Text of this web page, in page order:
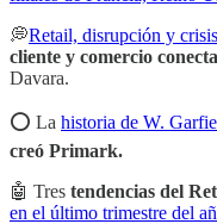
💭Retail, disrupción y
cliente y comercio
Davara.
⭕️ La historia de W.
creó Primark.
🤖 Tres tendencias del
en el último trimestre del